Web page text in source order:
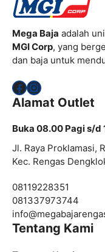
Mega Baja adalah
MGI Corp, yang
dan baja untuk
Facebook
Instagram
Alamat Outlet
Buka 08.00 Pagi s/d
Jl. Raya Proklamasi,
Kec. Rengas
08119228351
081337973744
info@
Tentang Kami